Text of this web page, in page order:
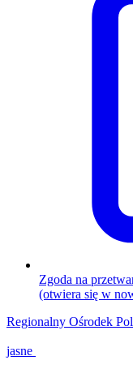
Zgoda na
(otwiera się w
Regionalny Ośrodek
jasne